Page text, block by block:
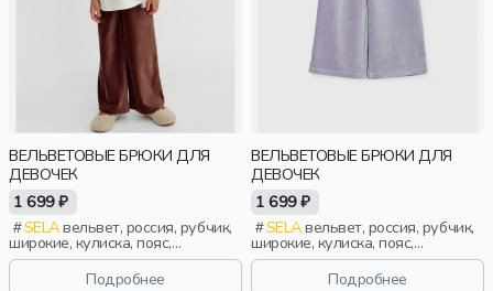
ВЕЛЬВЕТОВЫЕ БРЮКИ ДЛЯ
ДЕВОЧЕК
1 699 ₽
SELAвельвет, россия, рубчик,
широкие, кулиска, пояс,
эластичные, девочки, дети
Подробнее
ВЕЛЬВЕТОВЫЕ БРЮКИ ДЛЯ
ДЕВОЧЕК
1 699 ₽
SELAвельвет, россия, рубчик,
широкие, кулиска, пояс,
эластичные, девочки, дети
Подробнее